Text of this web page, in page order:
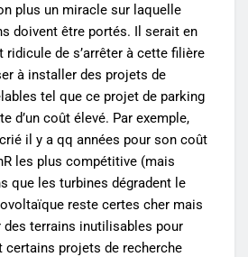
plus un miracle sur laquelle
doivent être portés. Il serait en
de s’arrêter à cette filière
à installer des projets de
tel que ce projet de parking
d’un coût élevé. Par exemple,
il y a qq années pour son coût
les plus compétitive (mais
que les turbines dégradent le
reste certes cher mais
des terrains inutilisables pour
certains projets de recherche